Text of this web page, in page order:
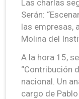
Las charlas
Serán:
las empresas,
Molina del
A la hora 15,
“Contribución
nacional. Un
cargo de